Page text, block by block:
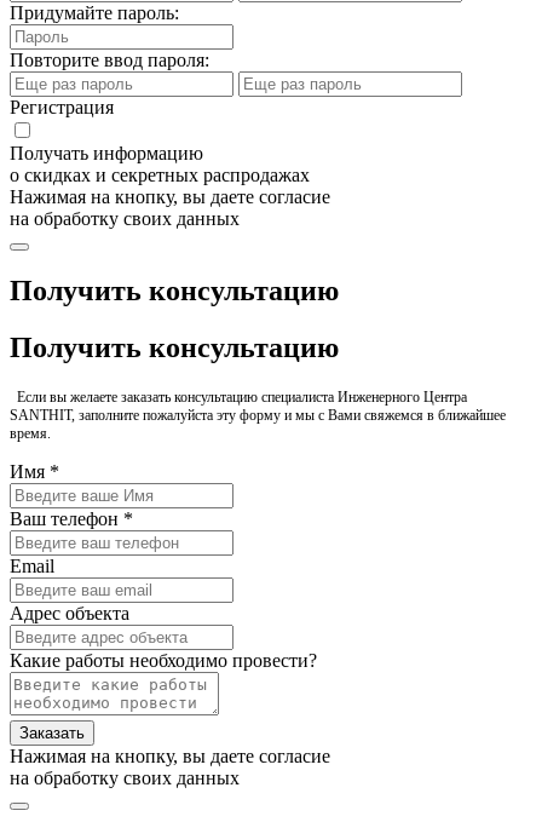
Придумайте пароль:
Повторите ввод пароля:
Регистрация
Получать информацию
о скидках и секретных распродажах
Нажимая на кнопку, вы даете согласие
на обработку своих данных
Получить консультацию
Получить консультацию
Если вы желаете заказать консультацию специалиста Инженерного Центра
SANTHIT, заполните пожалуйста эту форму и мы с Вами свяжемся в ближайшее
время.
Имя *
Ваш телефон *
Email
Адрес объекта
Какие работы необходимо провести?
Заказать
Нажимая на кнопку, вы даете согласие
на обработку своих данных